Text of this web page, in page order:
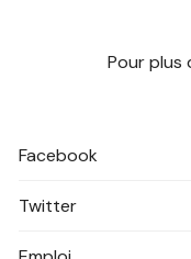
Pour plus
Facebook
Twitter